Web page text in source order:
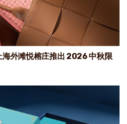
外滩悦榕庄推出 2026 中秋限